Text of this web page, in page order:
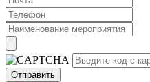
Отправить